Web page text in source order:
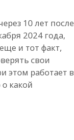
10 лет после
2024 года,
и тот факт,
свои
этом работает в
какой